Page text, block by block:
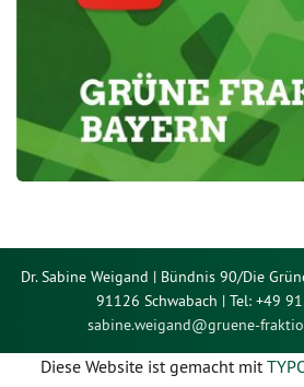
Dr. Sabine Weigand | Bündnis 90/Die
91126 Schwabach | Tel: +49
sabine.weigand@gruene-
Diese Website ist gemacht mit